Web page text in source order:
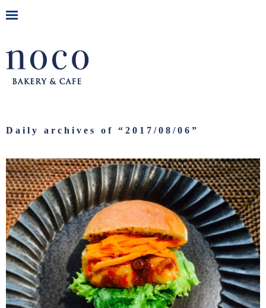
Daily archives of “ 2017/08/06 ”